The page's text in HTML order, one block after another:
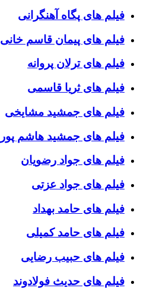
فیلم های پگاه آهنگرانی
فیلم های پیمان قاسم خانی
فیلم های ترلان پروانه
فیلم های ثریا قاسمی
فیلم های جمشید مشایخی
فیلم های جمشید هاشم پور
فیلم های جواد رضویان
فیلم های جواد عزتی
فیلم های حامد بهداد
فیلم های حامد کمیلی
فیلم های حبیب رضایی
فیلم های حدیث فولادوند